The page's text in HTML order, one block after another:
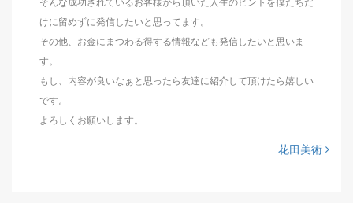
そんな成功されているお客様から頂いた人生のヒントを僕たちだ
けに留めずに発信したいと思ってます。
その他、お金にまつわる得する情報なども発信したいと思いま
す。
もし、内容が良いなぁと思ったら友達に紹介して頂けたら嬉しい
です。
よろしくお願いします。
花田美術